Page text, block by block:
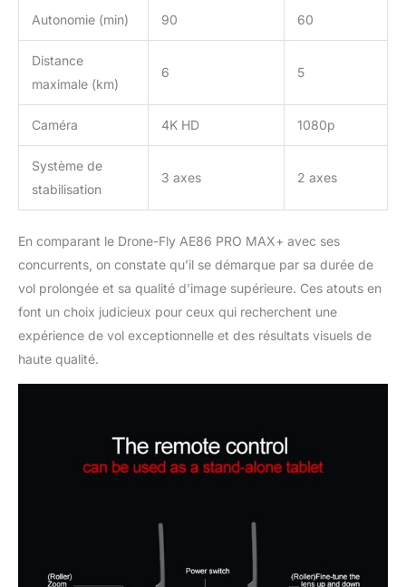
Autonomie (min) 90 60
Distance
maximale (km)
6 5
Caméra 4K HD 1080p
Système de
stabilisation
3 axes 2 axes
En comparant le Drone-Fly AE86 PRO MAX+ avec ses
concurrents, on constate qu’il se démarque par sa durée de
vol prolongée et sa qualité d’image supérieure. Ces atouts en
font un choix judicieux pour ceux qui recherchent une
expérience de vol exceptionnelle et des résultats visuels de
haute qualité.